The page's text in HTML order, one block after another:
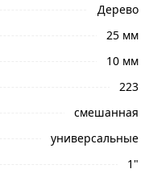
Дерево
25 мм
10 мм
223
смешанная
универсальные
1"